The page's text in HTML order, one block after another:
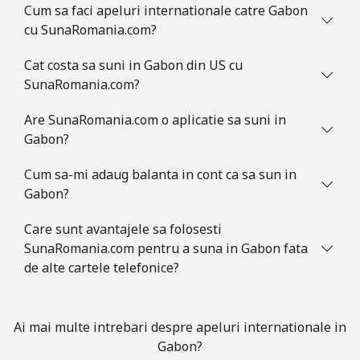
⁦8¢⁩
Guatemala
Telefon fix ⁦19.9¢⁩
50 min pentru
Mobil ⁦20.9¢⁩
47 min pentru
⁦11¢⁩
Guinea
Mobil ⁦53.5¢⁩
18 min pentru
⁦32¢⁩
Cum sa faci apeluri internationale catre Gabon
cu SunaRomania.com?
Cat costa sa suni in Gabon din US cu
SunaRomania.com?
Are SunaRomania.com o aplicatie sa suni in
Gabon?
Cum sa-mi adaug balanta in cont ca sa sun in
Gabon?
Care sunt avantajele sa folosesti
SunaRomania.com pentru a suna in Gabon fata
de alte cartele telefonice?
Ai mai multe intrebari despre apeluri internationale in
Gabon?